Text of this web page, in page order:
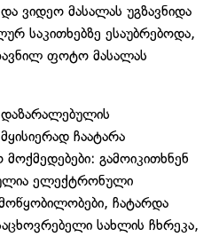
ვიდეო მასალას უგზავნიდა
საკითხებზე ესაუბრებოდა,
ფოტო მასალას
დაზარალებულის
ჩაატარა
გამოიკითხნენ
ელექტრონული
ჩატარდა
სახლის ჩხრეკა,